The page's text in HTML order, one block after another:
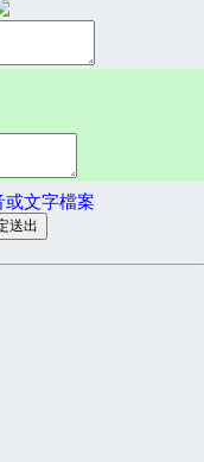
文字檔案